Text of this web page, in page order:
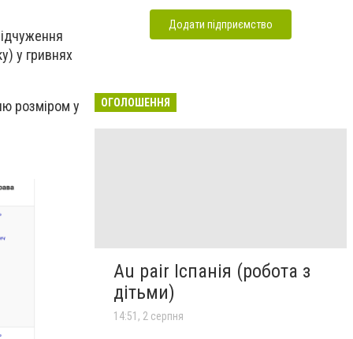
у гривнях
розміром у
Додати підприємство
ОГОЛОШЕННЯ
Au pair Іспанія (робота з
дітьми)
14:51, 2 серпня